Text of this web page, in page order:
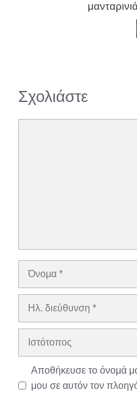
Σχολιάστε
Όνομα
Ηλ.
Ιστότοπος
Αποθήκευσε το όνομά
μου σε αυτόν τον